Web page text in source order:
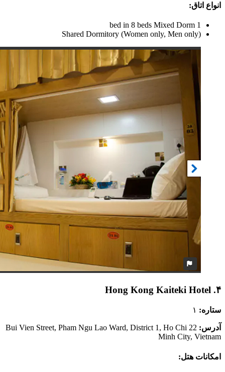
انواع اتاق:
1 bed in 8 beds Mixed Dorm
Shared Dormitory (Women only, Men only)
۴. Hong Kong Kaiteki Hotel
ستاره:
آدرس:
22 Bui Vien Street, Pham Ngu Lao Ward, District 1, Ho Chi
Minh City, Vietnam
امکانات هتل: